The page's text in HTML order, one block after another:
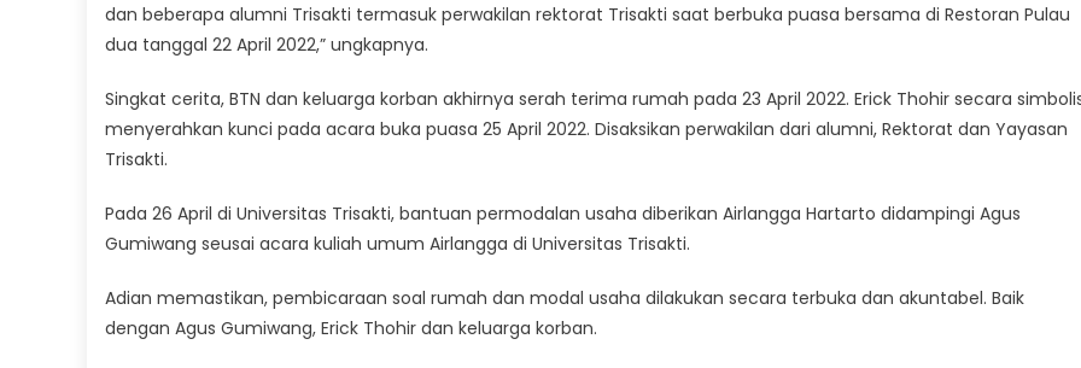
dan beberapa alumni Trisakti termasuk perwakilan rektorat Trisakti saat berbuka puasa bersama di Restoran Pulau
dua tanggal 22 April 2022,” ungkapnya.
Singkat cerita, BTN dan keluarga korban akhirnya serah terima rumah pada 23 April 2022. Erick Thohir secara
menyerahkan kunci pada acara buka puasa 25 April 2022. Disaksikan perwakilan dari alumni, Rektorat dan Yayasan
Trisakti.
Pada 26 April di Universitas Trisakti, bantuan permodalan usaha diberikan Airlangga Hartarto didampingi Agus
Gumiwang seusai acara kuliah umum Airlangga di Universitas Trisakti.
Adian memastikan, pembicaraan soal rumah dan modal usaha dilakukan secara terbuka dan akuntabel. Baik
dengan Agus Gumiwang, Erick Thohir dan keluarga korban.